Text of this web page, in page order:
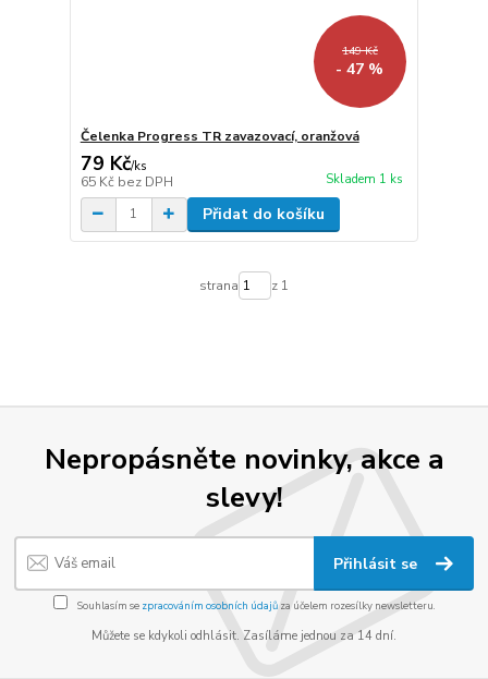
149 Kč
- 47 %
Čelenka Progress TR zavazovací, oranžová
79 Kč/ks
65 Kč bez DPH Skladem 1 ks
Přidat do košíku
strana z 1
Nepropásněte novinky, akce a
slevy!
Přihlásit se
Souhlasím se zpracováním osobních údajůza účelem rozesílky newsletteru.
Můžete se kdykoli odhlásit. Zasíláme jednou za 14 dní.